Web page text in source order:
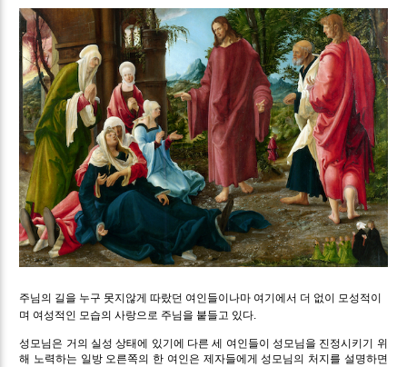
주님의 길을 누구 못지않게 따랐던 여인들이나마 여기에서 더 없이 모성적이
며 여성적인 모습의 사랑으로 주님을 붙들고 있다.
성모님은 거의 실성 상태에 있기에 다른 세 여인들이 성모님을 진정시키기 위
해 노력하는 일방 오른쪽의 한 여인은 제자들에게 성모님의 처지를 설명하면